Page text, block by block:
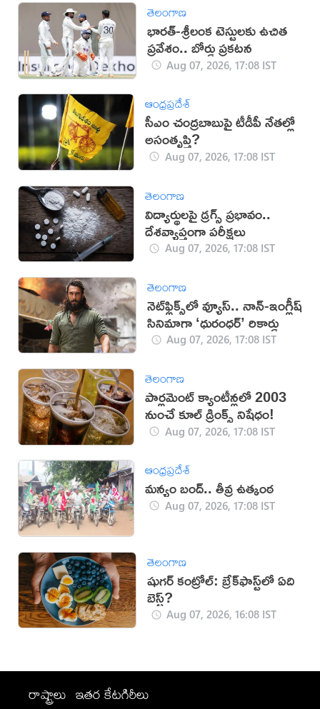
తెలంగాణ
భారత్-శ్రీలంక టెస్టులకు ఉచిత
ప్రవేశం.. బోర్డు ప్రకటన
Aug 07, 2026, 17:08 IST
ఆంధ్రప్రదేశ్
సీఎం చంద్రబాబుపై టీడీపీ నేతల్లో
అసంతృప్తి?
Aug 07, 2026, 17:08 IST
తెలంగాణ
విద్యార్థులపై డ్రగ్స్ ప్రభావం..
దేశవ్యాప్తంగా పరీక్షలు
Aug 07, 2026, 17:08 IST
తెలంగాణ
నెట్‌ఫ్లిక్స్‌లో వ్యూస్.. నాన్-ఇంగ్లీష్
సినిమాగా ‘ధురంధర్’ రికార్డు
Aug 07, 2026, 17:08 IST
తెలంగాణ
పార్లమెంట్ క్యాంటీన్లలో 2003
నుంచే కూల్ డ్రింక్స్ నిషేధం!
Aug 07, 2026, 17:08 IST
ఆంధ్రప్రదేశ్
మన్యం బంద్.. తీవ్ర ఉత్కంఠ
Aug 07, 2026, 17:08 IST
తెలంగాణ
షుగర్ కంట్రోల్: బ్రేక్‌ఫాస్ట్‌లో ఏది
బెస్ట్?
Aug 07, 2026, 16:08 IST
రాష్ట్రాలు ఇతర కేటగిరీలు